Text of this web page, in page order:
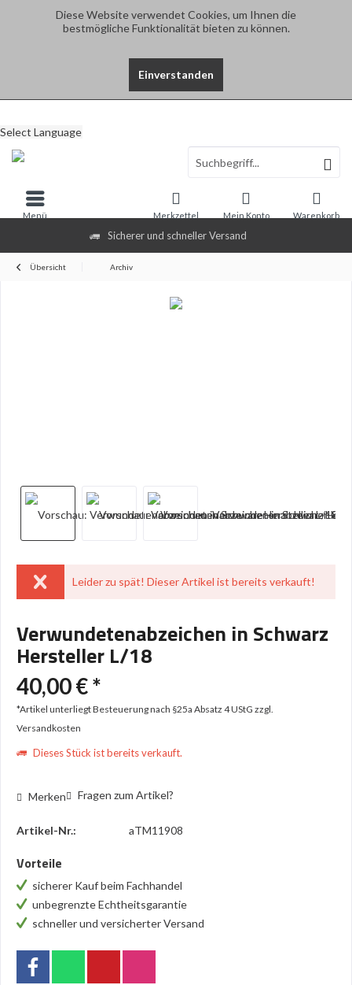
Diese Website verwendet Cookies, um Ihnen die
bestmögliche Funktionalität bieten zu können.
Einverstanden
Sicherer und schneller Versand
Select Language
Warenkorb
Merkzettel Mein Konto
Menü
Übersicht Archiv
Leider zu spät! Dieser Artikel ist bereits verkauft!
Verwundetenabzeichen in Schwarz
Hersteller L/18
40,00 € *
*Artikel unterliegt Besteuerung nach §25a Absatz 4 UStG zzgl.
Versandkosten
Dieses Stück ist bereits verkauft.
Merken Fragen zum Artikel?
Artikel-Nr.: aTM11908
Vorteile
sicherer Kauf beim Fachhandel
unbegrenzte Echtheitsgarantie
schneller und versicherter Versand